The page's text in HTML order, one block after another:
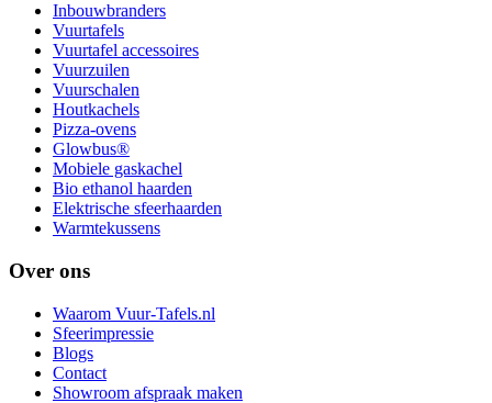
Inbouwbranders
Vuurtafels
Vuurtafel accessoires
Vuurzuilen
Vuurschalen
Houtkachels
Pizza-ovens
Glowbus®
Mobiele gaskachel
Bio ethanol haarden
Elektrische sfeerhaarden
Warmtekussens
Over ons
Waarom Vuur-Tafels.nl
Sfeerimpressie
Blogs
Contact
Showroom afspraak maken